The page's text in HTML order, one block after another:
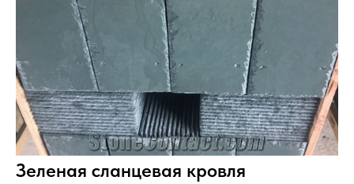
Зеленая сланцевая кровля